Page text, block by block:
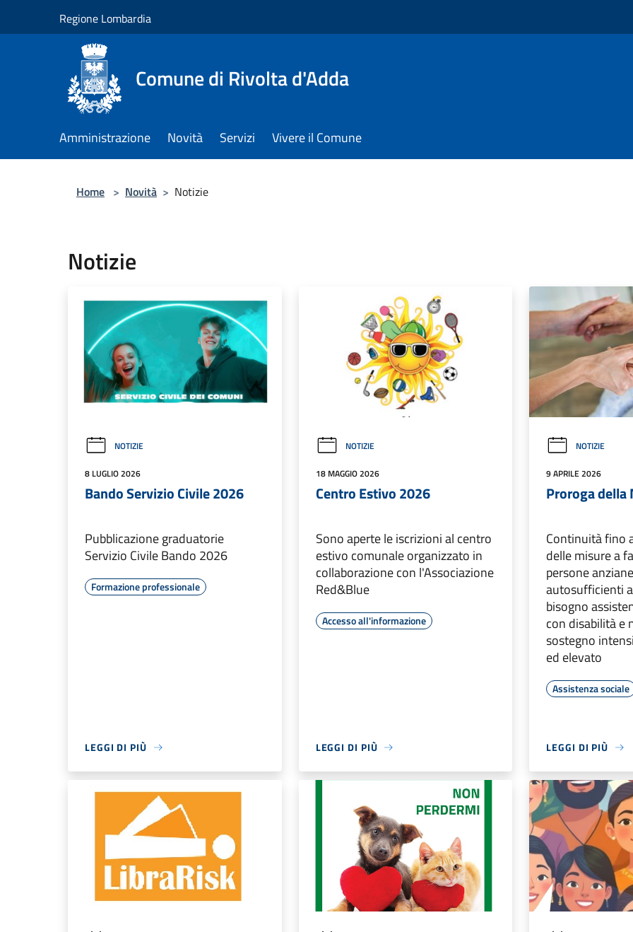
Regione Lombardia
Comune di Rivolta d'Adda
Amministrazione Novità Servizi Vivere il Comune
Home > Novità > Notizie
Notizie
NOTIZIE
8 LUGLIO 2026
Bando Servizio Civile 2026
Pubblicazione graduatorie
Servizio Civile Bando 2026
Formazione professionale
LEGGI DI PIÙ
NOTIZIE
18 MAGGIO 2026
Centro Estivo 2026
Sono aperte le iscrizioni al centro
estivo comunale organizzato in
collaborazione con l'Associazione
Red&Blue
Accesso all'informazione
LEGGI DI PIÙ
NOTIZIE
9 APRILE 2026
Proroga della
Continuità fino
delle misure a
persone
autosufficienti
bisogno
con disabilità e
sostegno
ed elevato
Assistenza sociale
LEGGI DI PIÙ